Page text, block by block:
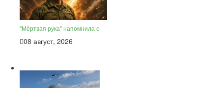
"Мёртвая рука" напомнила о
08 август, 2026